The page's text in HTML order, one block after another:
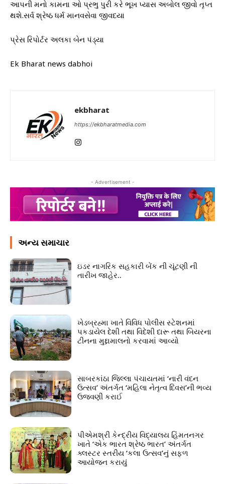
આપની મનો કામના ઓ પ્રભુ પુરી કરે ભૂખ પ્યાસ અબોલ જીવો તૃપ્ત
થશે.સર્વ શ્રેષ્ઠ ધર્મ માનવસેવા જીવદયા
પ્રેસ રિપોર્ટર અલકા બેન પંડ્યા
Ek Bharat news dabhoi
ekbharat
https://ekbharatmedia.com
- Advertisement -
અન્ય સમાચાર
ઇડર નાગરિક સહકારી બેંક ની ચૂંટણી ની
તારીખ જાહેર..
ખેડબ્રહ્મા ખાતે વિવિધ પોલીસ સ્ટેશનમાં
પકડાયેલ દેશી તથા વિદેશી દારૂ તથા બિયરના
ટીનના મુદ્દામાલનો કરવામાં આવ્યો
સાબરકાંઠા જિલ્લા પંચાયતમાં ‘નારી વંદન
ઉત્સવ’ અંતર્ગત ‘મહિલા નેતૃત્વ દિવસ’ની ભવ્ય
ઉજવણી કરાઈ
પીએમશ્રી કેન્દ્રીય વિદ્યાલય હિંમતનગર
ખાતે ‘એક ભારત શ્રેષ્ઠ ભારત’ અંતર્ગત
ક્લસ્ટર સ્તરીય ‘કલા ઉત્સવ’નું સફળ
આયોજન કરાયું